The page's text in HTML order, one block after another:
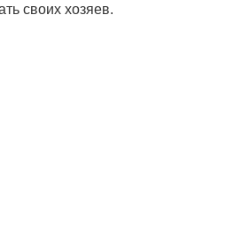
своих хозяев.